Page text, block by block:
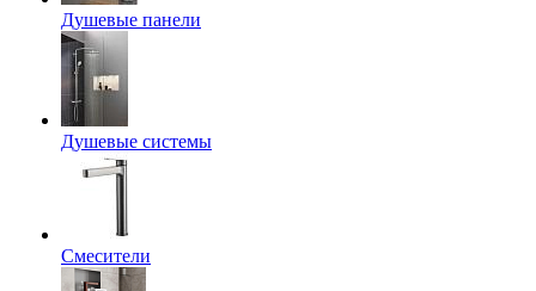
Душевые панели
Душевые системы
Смесители